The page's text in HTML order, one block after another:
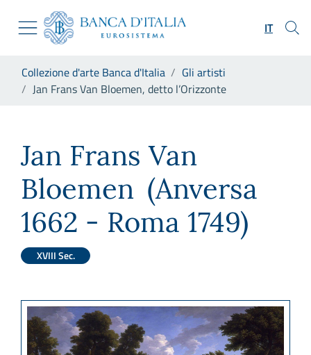
Skip to Main Content
Vai al sito istituzionale
Vai al menu di navigazione
Vai alla ricerca
Vai al footer
IT
Collezione d'arte Banca d'Italia
Gli artisti
Jan Frans Van Bloemen, detto l’Orizzonte
Jan Frans Van
Bloemen (Anversa
1662 - Roma 1749)
XVIII Sec.